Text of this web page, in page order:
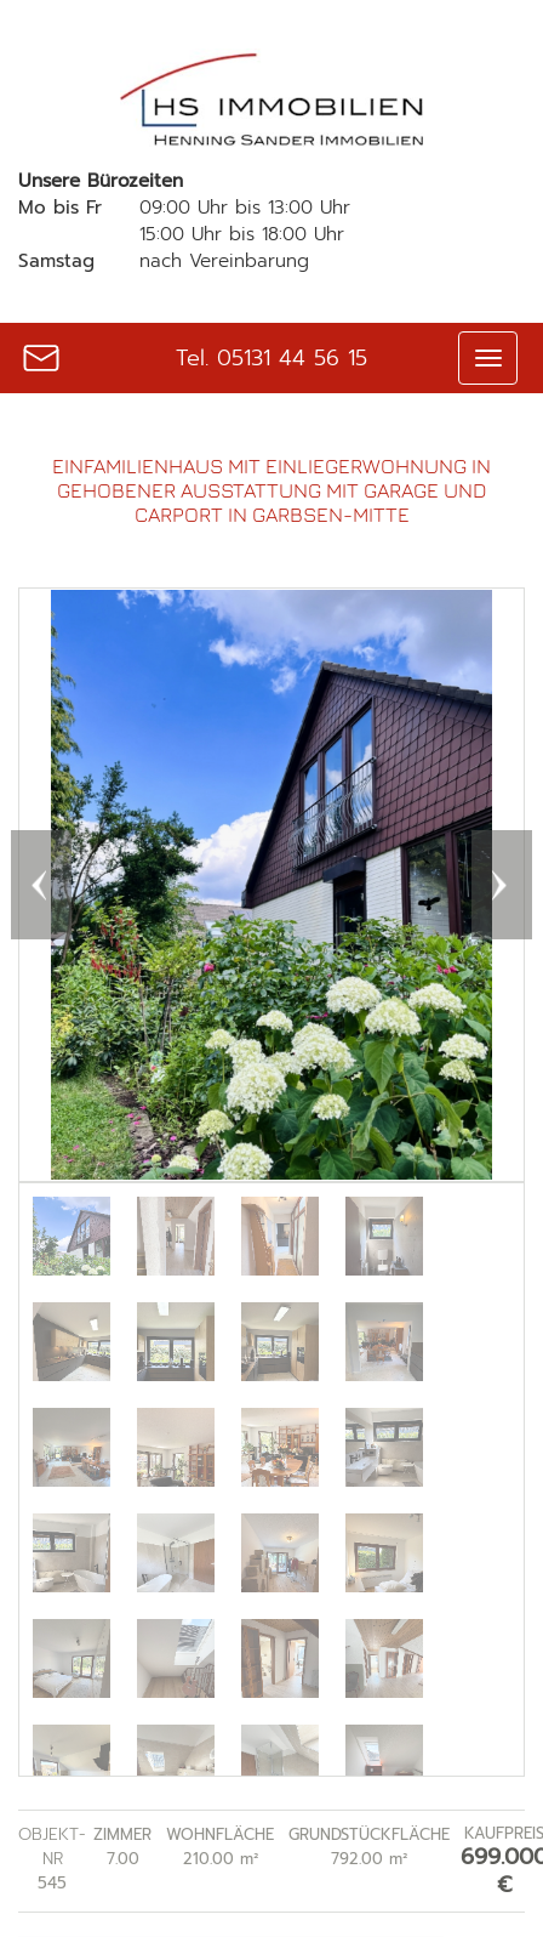
Unsere Bürozeiten
Mo bis Fr
09:00 Uhr bis 13:00 Uhr
15:00 Uhr bis 18:00 Uhr
Samstag
nach Vereinbarung
Tel. 05131 44 56 15
EINFAMILIENHAUS MIT EINLIEGERWOHNUNG IN
GEHOBENER AUSSTATTUNG MIT GARAGE UND
CARPORT IN GARBSEN-MITTE
Previous
OBJEKT-
NR
545
ZIMMER
7.00
WOHNFLÄCHE
210.00 m²
GRUNDSTÜCKFLÄCHE
792.00 m²
KAUFPREIS
€